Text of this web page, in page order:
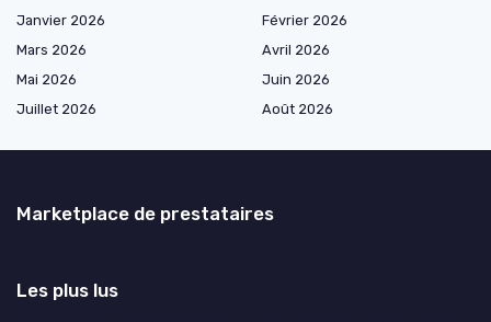
Janvier 2026
Février 2026
Mars 2026
Avril 2026
Mai 2026
Juin 2026
Juillet 2026
Août 2026
Marketplace de prestataires
Les plus lus